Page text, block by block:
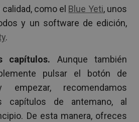
como el Blue Yeti, unos
y un software de edición,
.
capítulos. Aunque también
pulsar el botón de
empezar, recomendamos
capítulos de antemano, al
De esta manera, ofreces